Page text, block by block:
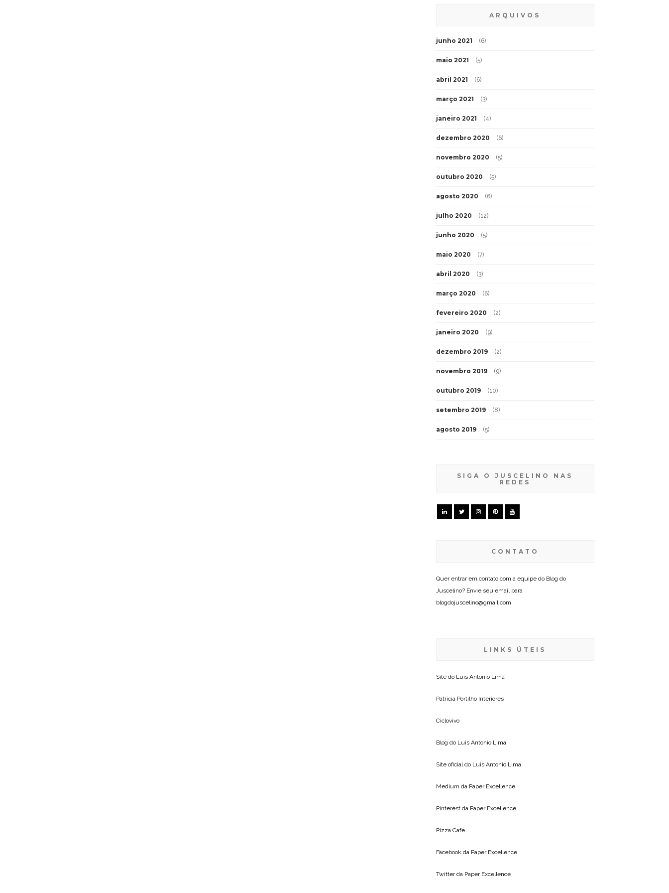
ARQUIVOS
junho 2021 (6)
maio 2021 (5)
abril 2021 (6)
março 2021 (3)
janeiro 2021 (4)
dezembro 2020 (6)
novembro 2020 (5)
outubro 2020 (5)
agosto 2020 (6)
julho 2020 (12)
junho 2020 (5)
maio 2020 (7)
abril 2020 (3)
março 2020 (6)
fevereiro 2020 (2)
janeiro 2020 (9)
dezembro 2019 (2)
novembro 2019 (9)
outubro 2019 (10)
setembro 2019 (8)
agosto 2019 (5)
SIGA O JUSCELINO NAS
REDES
CONTATO
Quer entrar em contato com a equipe do Blog do
Juscelino? Envie seu email para
blogdojuscelino@gmail.com
LINKS ÚTEIS
Site do Luis Antonio Lima
Patricia Portilho Interiores
Ciclovivo
Blog do Luis Antonio Lima
Site oficial do Luis Antonio Lima
Medium da Paper Excellence
Pinterest da Paper Excellence
Pizza Cafe
Facebook da Paper Excellence
Twitter da Paper Excellence